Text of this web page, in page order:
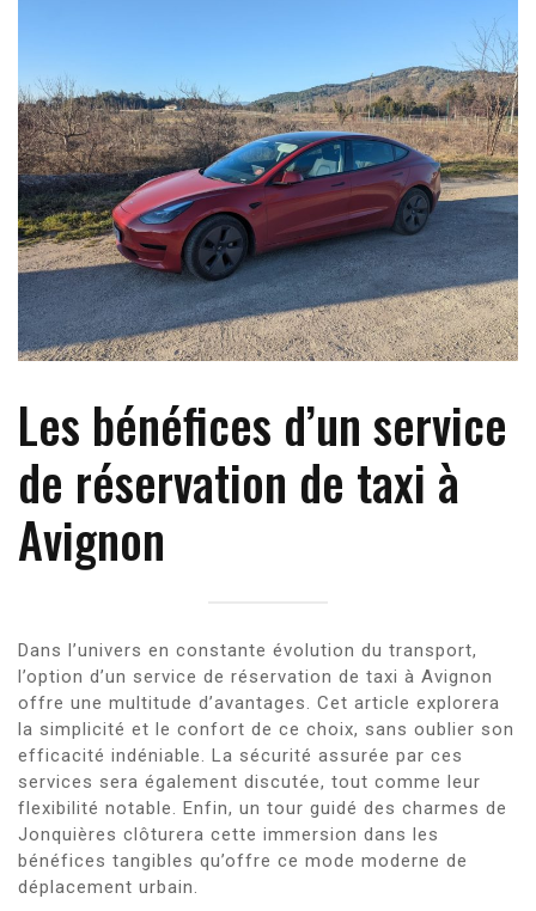
Les bénéfices d’un service
de réservation de taxi à
Avignon
Dans l’univers en constante évolution du transport,
l’option d’un service de réservation de taxi à Avignon
offre une multitude d’avantages. Cet article explorera
la simplicité et le confort de ce choix, sans oublier son
efficacité indéniable. La sécurité assurée par ces
services sera également discutée, tout comme leur
flexibilité notable. Enfin, un tour guidé des charmes de
Jonquières clôturera cette immersion dans les
bénéfices tangibles qu’offre ce mode moderne de
déplacement urbain.